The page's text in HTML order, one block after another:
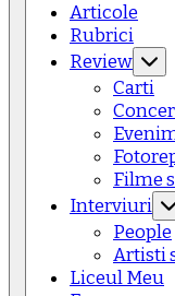
Articole
Rubrici
Review
Carti
Filme
Interviuri
People
Artisti
Liceul Meu